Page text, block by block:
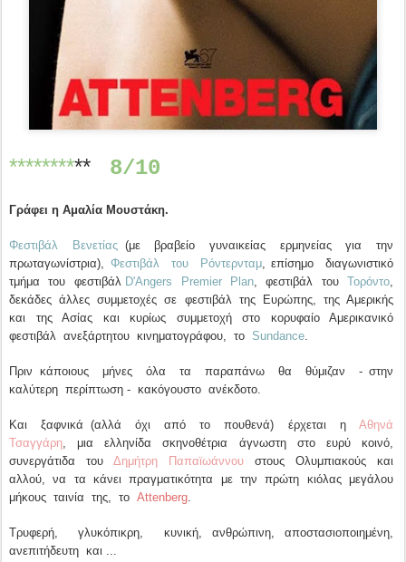
********** 8/10
Γράφει η Αμαλία Μουστάκη.
Φεστιβάλ Βενετίας(με βραβείο γυναικείας ερμηνείας για την
πρωταγωνίστρια), Φεστιβάλ του Ρόντερνταμ, επίσημο διαγωνιστικό
τμήμα του φεστιβάλ D'Angers Premier Plan, φεστιβάλ τουΤορόντο,
δεκάδες άλλες συμμετοχές σε φεστιβάλ της Ευρώπης, της Αμερικής
και της Ασίας και κυρίως συμμετοχή στο κορυφαίο Αμερικανικό
φεστιβάλ ανεξάρτητου κινηματογράφου, το Sundance.
Πριν κάποιους μήνες όλα τα παραπάνω θα θύμιζαν - στην
καλύτερη περίπτωση - κακόγουστο ανέκδοτο.
Και ξαφνικά (αλλά όχι από το πουθενά) έρχεται η Αθηνά
Τσαγγάρη, μια ελληνίδα σκηνοθέτρια άγνωστη στο ευρύ κοινό,
συνεργάτιδα του Δημήτρη Παπαϊωάννου στους Ολυμπιακούς και
αλλού, να τα κάνει πραγματικότητα με την πρώτη κιόλας μεγάλου
μήκους ταινία της, το Attenberg.
Τρυφερή, γλυκόπικρη, κυνική, ανθρώπινη, αποστασιοποιημένη,
ανεπιτήδευτη και ...